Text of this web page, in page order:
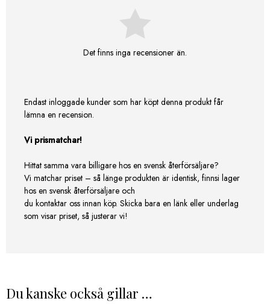
Det finns inga recensioner än.
Endast inloggade kunder som har köpt denna produkt får
lämna en recension.
Vi prismatchar!
Hittat samma vara billigare hos en svensk återförsäljare?
Vi matchar priset – så länge produkten är identisk, finnsi lager
hos en svensk återförsäljare och
du kontaktar oss innan köp. Skicka bara en länk eller underlag
som visar priset, så justerar vi!
Du kanske också gillar …